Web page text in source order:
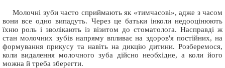
Молочні зуби часто сприймають як «тимчасові», адже з часом
вони все одно випадуть. Через це батьки інколи недооцінюють
їхню роль і зволікають із візитом до стоматолога. Насправді ж
стан молочних зубів напряму впливає на здоров'я постійних, на
формування прикусу та навіть на дикцію дитини. Розберемося,
коли видалення молочного зуба дійсно необхідне, а коли його
можна й треба зберегти.